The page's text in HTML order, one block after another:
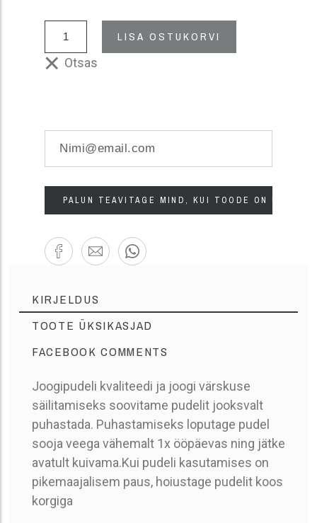
LISA OSTUKORVI
Otsas
PALUN TEAVITAGE MIND, KUI TOODE ON UUESTI
KIRJELDUS
TOOTE ÜKSIKASJAD
FACEBOOK COMMENTS
Joogipudeli kvaliteedi ja joogi värskuse
säilitamiseks soovitame pudelit jooksvalt
puhastada. Puhastamiseks loputage pudel
sooja veega vähemalt 1x ööpäevas ning jätke
avatult kuivama.Kui pudeli kasutamises on
pikemaajalisem paus, hoiustage pudelit koos
korgiga